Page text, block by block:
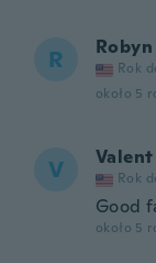
R Robyn
Rok
około 5
V Valent
Rok
Good
około 5